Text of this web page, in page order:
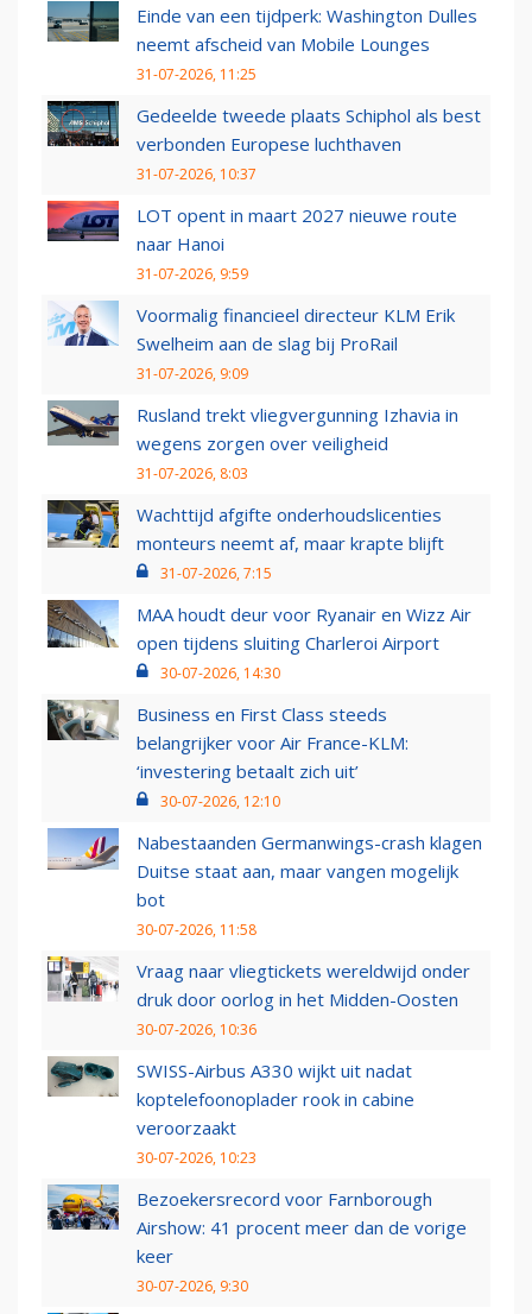
Einde van een tijdperk: Washington Dulles
neemt afscheid van Mobile Lounges
31-07-2026, 11:25
Gedeelde tweede plaats Schiphol als best
verbonden Europese luchthaven
31-07-2026, 10:37
LOT opent in maart 2027 nieuwe route
naar Hanoi
31-07-2026, 9:59
Voormalig financieel directeur KLM Erik
Swelheim aan de slag bij ProRail
31-07-2026, 9:09
Rusland trekt vliegvergunning Izhavia in
wegens zorgen over veiligheid
31-07-2026, 8:03
Wachttijd afgifte onderhoudslicenties
monteurs neemt af, maar krapte blijft
31-07-2026, 7:15
MAA houdt deur voor Ryanair en Wizz Air
open tijdens sluiting Charleroi Airport
30-07-2026, 14:30
Business en First Class steeds
belangrijker voor Air France-KLM:
‘investering betaalt zich uit’
30-07-2026, 12:10
Nabestaanden Germanwings-crash klagen
Duitse staat aan, maar vangen mogelijk
bot
30-07-2026, 11:58
Vraag naar vliegtickets wereldwijd onder
druk door oorlog in het Midden-Oosten
30-07-2026, 10:36
SWISS-Airbus A330 wijkt uit nadat
koptelefoonoplader rook in cabine
veroorzaakt
30-07-2026, 10:23
Bezoekersrecord voor Farnborough
Airshow: 41 procent meer dan de vorige
keer
30-07-2026, 9:30